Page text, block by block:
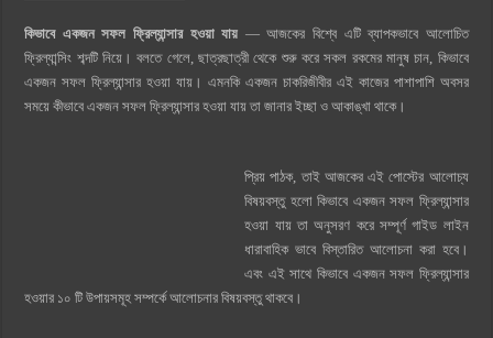
ওয়ালটন টিভি কিস্তিতে কেনার নিয়ম ২০২৫
গ্রামে লাভজনক ব্যবসা ২০২৫ ও গ্রামের বাজারে ব্যবসার আইডিয়া
জেনে নিন, বর্তমানে মোবাইল ঘড়ি দাম কত ২০২৫
কিভাবে একজন সফল ফ্রিল্যান্সার হওয়া যায় — আজকের বিশ্বে এটি ব্যাপকভাবে আলোচিত
ফ্রিল্যান্সিং শব্দটি নিয়ে। বলতে গেলে, ছাত্রছাত্রী থেকে শুরু করে সকল রকমের মানুষ চান, কিভাবে
একজন সফল ফ্রিল্যান্সার হওয়া যায়। এমনকি একজন চাকরিজীবীর এই কাজের পাশাপাশি অবসর
সময়ে কীভাবে একজন সফল ফ্রিল্যান্সার হওয়া যায় তা জানার ইচ্ছা ও আকাঙ্খা থাকে।
প্রিয় পাঠক, তাই আজকের এই পোস্টের আলোচ্য
বিষয়বস্তু হলো কিভাবে একজন সফল ফ্রিল্যান্সার
হওয়া যায় তা অনুসরণ করে সম্পূর্ণ গাইড লাইন
ধারাবাহিক ভাবে বিস্তারিত আলোচনা করা হবে।
এবং এই সাথে কিভাবে একজন সফল ফ্রিল্যান্সার
হওয়ার ১০ টি উপায়সমূহ সম্পর্কে আলোচনার বিষয়বস্তু থাকবে।